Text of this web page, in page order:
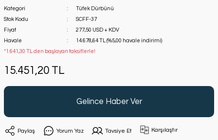
Kategori
Tüfek Dürbünü
Stok Kodu
SCFF-37
Fiyat
277,50 USD + KDV
Havale
14.678,64 TL (%5,00 havale indirimi)
*1.641,30 TL den başlayan taksitlerle!
15.451,20 TL
Gelince Haber Ver
Paylaş Yorum Yaz Tavsiye Et Karşılaştır